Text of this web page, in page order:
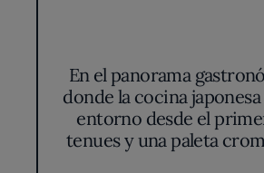
En el panorama
donde la cocina
entorno desde el
tenues y una paleta